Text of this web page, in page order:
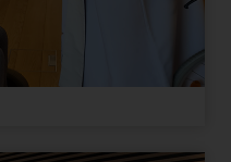
Ablauf Anbieter